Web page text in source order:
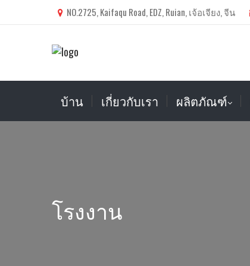
NO.2725, Kaifaqu Road, EDZ, Ruian, เจ้อเจียง, จีน
บ้าน เกี่ยวกับเรา ผลิตภัณฑ์
โรงงาน